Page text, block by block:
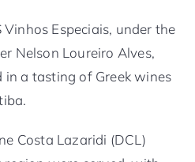
Especiais, under the
Nelson Loureiro Alves,
a tasting of Greek wines
Costa Lazaridi (DCL)